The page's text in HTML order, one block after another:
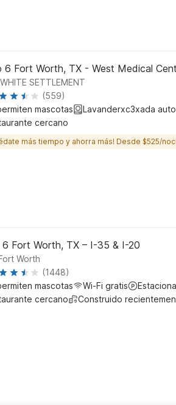
6 Fort Worth, TX - West Medical
WHITE SETTLEMENT
(559)
mascotas
Lavanderxc3xada
cercano
más tiempo y ahorra más! Desde $525/
Fort Worth, TX – I-35 & I-20
Worth
(1448)
mascotas
Wi-Fi gratis
cercano
Construido